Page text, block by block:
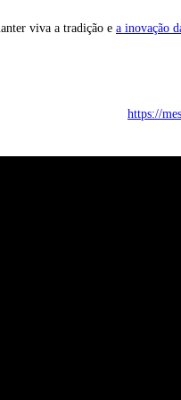
viva a tradição e a inovação
https://